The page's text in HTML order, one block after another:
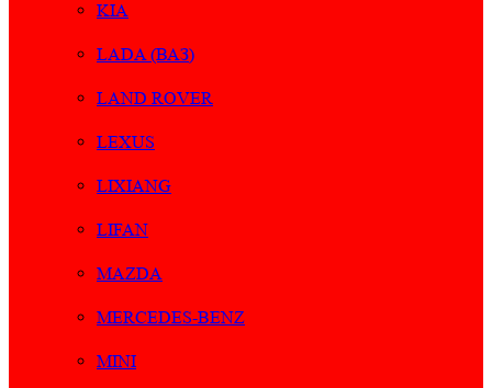
KIA
LADA (ВАЗ)
LAND ROVER
LEXUS
LIXIANG
LIFAN
MAZDA
MERCEDES-BENZ
MINI